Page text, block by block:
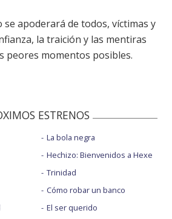
se apoderará de todos, víctimas y
la traición y las mentiras
peores momentos posibles.
ESTRENOS
La bola negra
Hechizo: Bienvenidos a Hexe
Trinidad
Cómo robar un banco
El ser querido